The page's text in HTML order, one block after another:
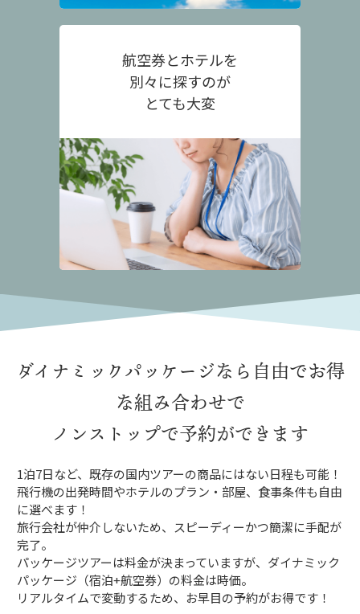
航空券とホテルを
別々に探すのが
とても大変
ダイナミックパッケージなら 自由でお得
な組み合わせで
ノンストップで予約ができます
1泊7日など、既存の国内ツアーの商品にはない日程も可能！
飛行機の出発時間やホテルのプラン・部屋、食事条件も自由
に選べます！
旅行会社が仲介しないため、スピーディーかつ簡潔に手配が
完了。
パッケージツアーは料金が決まっていますが、ダイナミック
パッケージ（宿泊+航空券）の料金は時価。
リアルタイムで変動するため、お早目の予約がお得です！